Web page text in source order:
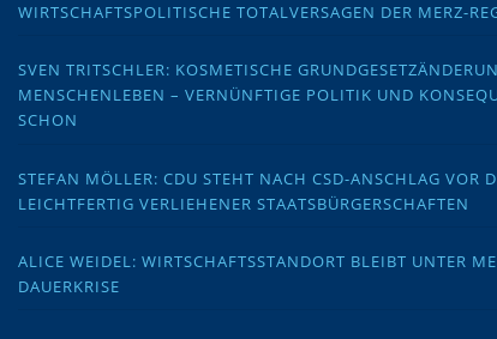
WIRTSCHAFTSPOLITISCHE TOTALVERSAGEN DER MERZ-
SVEN TRITSCHLER: KOSMETISCHE
MENSCHENLEBEN – VERNÜNFTIGE POLITIK UND
SCHON
STEFAN MÖLLER: CDU STEHT NACH CSD-ANSCHLAG VOR
LEICHTFERTIG VERLIEHENER STAATSBÜRGERSCHAFTEN
ALICE WEIDEL: WIRTSCHAFTSSTANDORT BLEIBT UNTER
DAUERKRISE